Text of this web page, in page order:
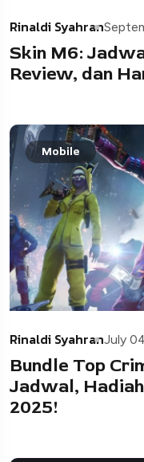
Rinaldi Syahran
Skin M6:
Review, dan
Mobile
Rinaldi SyahranJuly
Bundle Top
Jadwal,
2025!